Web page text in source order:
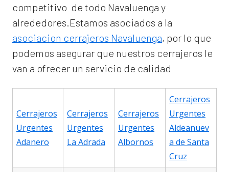
competitivo de todo Navaluenga y
alrededores.Estamos asociados a la
asociacion cerrajeros Navaluenga, por lo que
podemos asegurar que nuestros cerrajeros le
van a ofrecer un servicio de calidad
Cerrajeros
Urgentes
Adanero
Cerrajeros
Urgentes
La Adrada
Cerrajeros
Urgentes
Albornos
Cerrajeros
Urgentes
Aldeanuev
a de Santa
Cruz